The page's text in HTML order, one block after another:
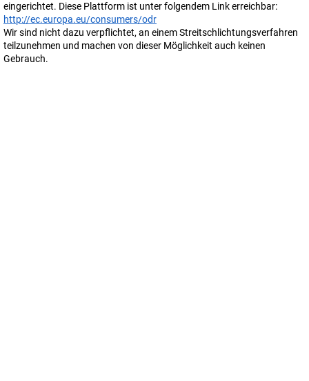
eingerichtet. Diese Plattform ist unter folgendem Link erreichbar:
http://ec.europa.eu/consumers/odr
Wir sind nicht dazu verpflichtet, an einem Streitschlichtungsverfahren
teilzunehmen und machen von dieser Möglichkeit auch keinen
Gebrauch.